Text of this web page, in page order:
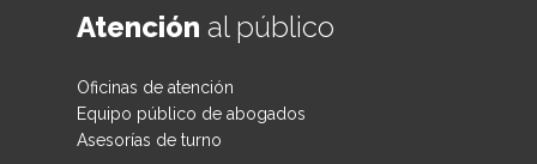
Atención al público
Oficinas de atención
Equipo público de abogados
Asesorías de turno